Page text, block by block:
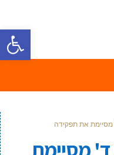
פתח
מסיימת את תפקידה